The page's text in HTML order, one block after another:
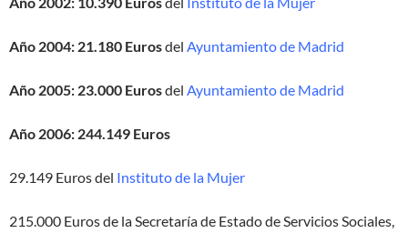
Año 2004: 21.180 Eurosdel Ayuntamiento de Madrid
Año 2005: 23.000 Eurosdel Ayuntamiento de Madrid
Año 2006: 244.149 Euros
29.149 Euros del Instituto de la Mujer
215.000 Euros de la Secretaría de Estado de Servicios Sociales,